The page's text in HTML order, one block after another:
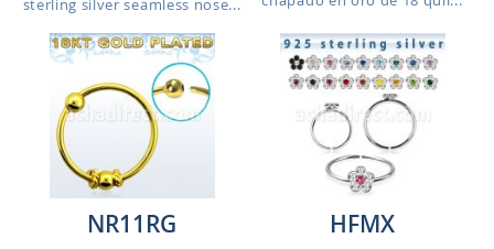
sterling silver seamless nose...
NR11RG
HFMX